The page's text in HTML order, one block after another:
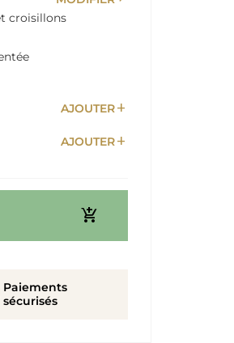
croisillons
AJOUTERadd
AJOUTERadd
add_shopping_cart
Paiements
sécurisés